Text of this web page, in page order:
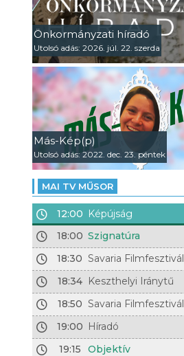
Önkormányzati híradó
Utolsó adás: 2026. júl. 22. szerda
Más-Kép(p)
Utolsó adás: 2022. dec. 23. péntek
MAI TV MŰSOR
12:00 Képújság
18:00 Szignatúra
18:30 Savaria Filmfesztivál
18:34 Keszthelyi Iránytű
18:50 Savaria Filmfesztivál
19:00 Híradó
19:15
Objektív